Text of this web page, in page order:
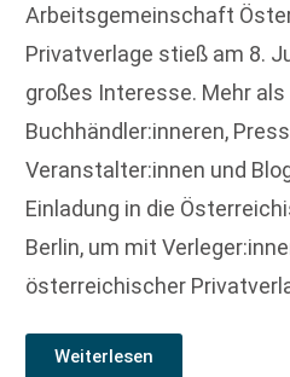
Arbeitsgemeinschaft
Privatverlage stieß am 8.
großes Interesse. Mehr als
Buchhändler:inneren,
Veranstalter:innen und
Einladung in die
Berlin, um mit
österreichischer
Weiterlesen